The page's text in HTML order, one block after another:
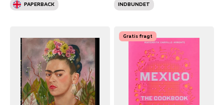
PAPERBACK INDBUNDET
Gratis fragt